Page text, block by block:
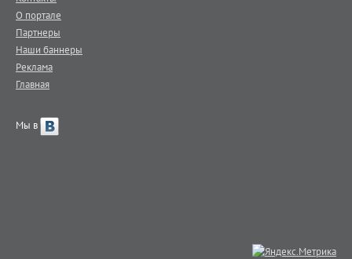
О портале
Партнеры
Наши баннеры
Реклама
Главная
Мы в